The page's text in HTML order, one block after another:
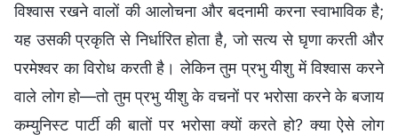
विश्वास रखने वालों की आलोचना और बदनामी करना स्वाभाविक है;
यह उसकी प्रकृति से निर्धारित होता है, जो सत्य से घृणा करती और
परमेश्वर का विरोध करती है। लेकिन तुम प्रभु यीशु में विश्वास करने
वाले लोग हो—तो तुम प्रभु यीशु के वचनों पर भरोसा करने के बजाय
कम्युनिस्ट पार्टी की बातों पर भरोसा क्यों करते हो? क्या ऐसे लोग